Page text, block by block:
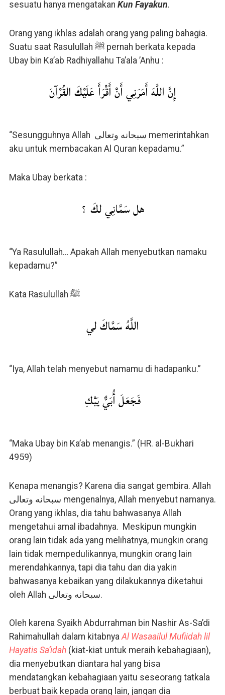
sesuatu hanya mengatakan Kun Fayakun.
Orang yang ikhlas adalah orang yang paling bahagia.
Suatu saat Rasulullah ﷺ pernah berkata kepada
Ubay bin Ka’ab Radhiyallahu Ta’ala ’Anhu :
إِنَّ اللَّهَ أَمَرَنِي أَنْ أَقْرَأَ عَلَيْكَ القُرْآنَ
“Sesungguhnya Allah سبحانه وتعالى memerintahkan
aku untuk membacakan Al Quran kepadamu.”
Maka Ubay berkata :
هل سَمَّانِي لكَ ؟
“Ya Rasulullah… Apakah Allah menyebutkan namaku
kepadamu?”
Kata Rasulullah ﷺ
اللَّهُ سَمَّاكَ لي
“Iya, Allah telah menyebut namamu di hadapanku.”
فَجَعَلَ أُبَيٌّ يَبْكِ
“Maka Ubay bin Ka’ab menangis.” (HR. al-Bukhari
4959)
Kenapa menangis? Karena dia sangat gembira. Allah
سبحانه وتعالى mengenalnya, Allah menyebut namanya.
Orang yang ikhlas, dia tahu bahwasanya Allah
mengetahui amal ibadahnya. Meskipun mungkin
orang lain tidak ada yang melihatnya, mungkin orang
lain tidak mempedulikannya, mungkin orang lain
merendahkannya, tapi dia tahu dan dia yakin
bahwasanya kebaikan yang dilakukannya diketahui
oleh Allah سبحانه وتعالى.
Oleh karena Syaikh Abdurrahman bin Nashir As-Sa’di
Rahimahullah dalam kitabnyaAl Wasaailul Mufiidah lil
Hayatis Sa’idah (kiat-kiat untuk meraih kebahagiaan),
dia menyebutkan diantara hal yang bisa
mendatangkan kebahagiaan yaitu seseorang tatkala
berbuat baik kepada orang lain, jangan dia